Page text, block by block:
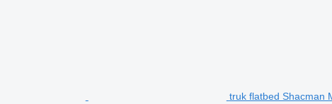
truk flatbed Shacman